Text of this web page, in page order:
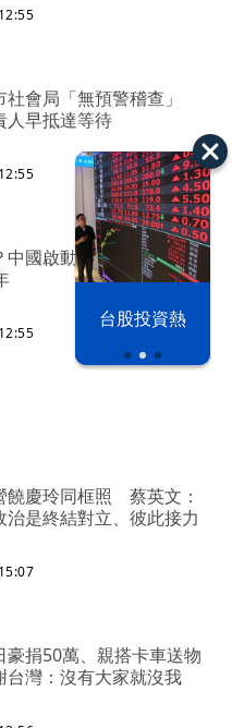
台股投資熱
社會局「無預警稽查」
人早抵達等待
中國啟動全球大追稅 回
饒慶玲同框照 蔡英文：
治是終結對立、彼此接力
豪捐50萬、親搭卡車送物
灣：沒有大家就沒我